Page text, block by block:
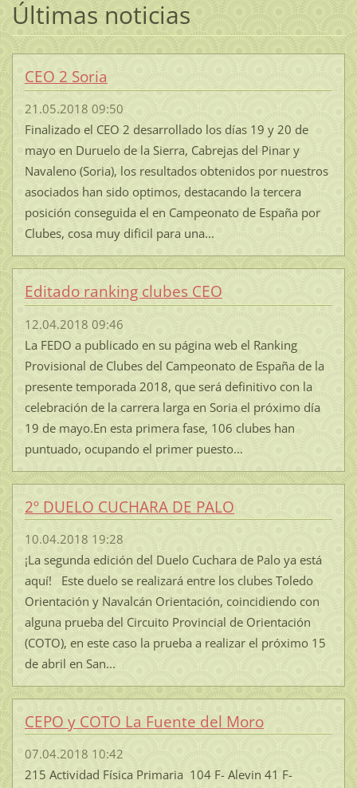
Últimas noticias
CEO 2 Soria
21.05.2018 09:50
Finalizado el CEO 2 desarrollado los días 19 y 20 de
mayo en Duruelo de la Sierra, Cabrejas del Pinar y
Navaleno (Soria), los resultados obtenidos por nuestros
asociados han sido optimos, destacando la tercera
posición conseguida el en Campeonato de España por
Clubes, cosa muy dificil para una...
Editado ranking clubes CEO
12.04.2018 09:46
La FEDO a publicado en su página web el Ranking
Provisional de Clubes del Campeonato de España de la
presente temporada 2018, que será definitivo con la
celebración de la carrera larga en Soria el próximo día
19 de mayo.En esta primera fase, 106 clubes han
puntuado, ocupando el primer puesto...
2º DUELO CUCHARA DE PALO
10.04.2018 19:28
¡La segunda edición del Duelo Cuchara de Palo ya está
aquí! Este duelo se realizará entre los clubes Toledo
Orientación y Navalcán Orientación, coincidiendo con
alguna prueba del Circuito Provincial de Orientación
(COTO), en este caso la prueba a realizar el próximo 15
de abril en San...
CEPO y COTO La Fuente del Moro
07.04.2018 10:42
215 Actividad Física Primaria 104 F- Alevin 41 F-